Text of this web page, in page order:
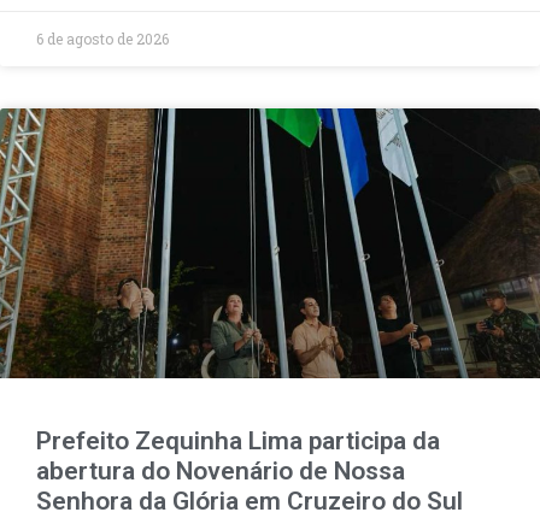
6 de agosto de 2026
Prefeito Zequinha Lima participa da
abertura do Novenário de Nossa
Senhora da Glória em Cruzeiro do Sul